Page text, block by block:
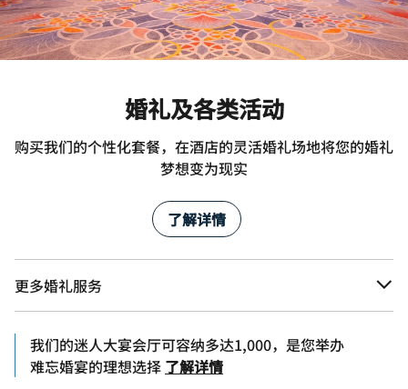
婚礼及各类活动
购买我们的个性化套餐，在酒店的灵活婚礼场地将您的婚礼
梦想变为现实
了解详情
更多婚礼服务
我们的迷人大宴会厅可容纳多达1,000，是您举办
难忘婚宴的理想选择 了解详情